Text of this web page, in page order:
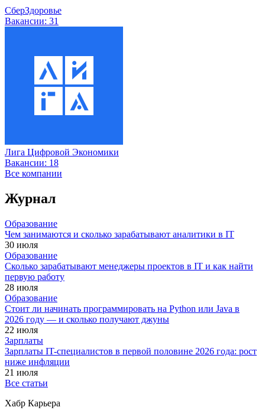
СберЗдоровье
Вакансии: 31
Лига Цифровой Экономики
Вакансии: 18
Все компании
Журнал
Образование
Чем занимаются и сколько зарабатывают аналитики в IT
30 июля
Образование
Сколько зарабатывают менеджеры проектов в IT и как найти
первую работу
28 июля
Образование
Стоит ли начинать программировать на Python или Java в
2026 году — и сколько получают джуны
22 июля
Зарплаты
Зарплаты IT-специалистов в первой половине 2026 года: рост
ниже инфляции
21 июля
Все статьи
Хабр Карьера